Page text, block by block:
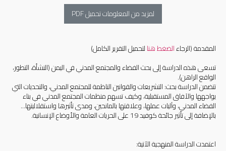
لمزيد من المعلومات تحميل PDF
المقدمة (الرجاءالضغط هنالتحميل التقرير الكامل)
تسعى هذه الدراسة إلى بحث الفضاء والمجتمع المدني في اليمن (النشأة، التطور،
الواقع الراهن).
تتضمن الدراسة بحث: التشريعات والقوانين الناظمة للمجتمع المدني، والتحديات التي
يواجهها والآفاق المستقبلية، وكيف تسهم منظمات المجتمع المدني في بناء
الفضاء المدني، وآليات عملها، وعلاقتها بالمانحين، ومدى تأثيرها واستقلاليتها...
بالإضافة إلى تأثير جائحة كوفيد 19 على الحريات العامة والأوضاع الإنسانية.
اعتمدت الدراسة المنهجية الآتية: